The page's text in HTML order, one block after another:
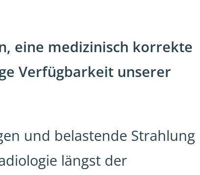
eine medizinisch korrekte
Verfügbarkeit unserer
und belastende Strahlung
längst der